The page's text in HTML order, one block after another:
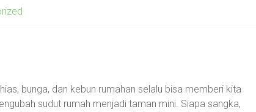
bunga, dan kebun rumahan selalu bisa memberi kita
sudut rumah menjadi taman mini. Siapa sangka,